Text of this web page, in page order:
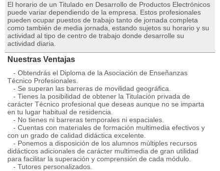
El horario de un Titulado en Desarrollo de Productos Electrónicos
puede variar dependiendo de la empresa. Estos profesionales
pueden ocupar puestos de trabajo tanto de jornada completa
como también de media jornada, estando sujetos su horario y su
actividad al tipo de centro de trabajo donde desarrolle su
actividad diaria.
Nuestras Ventajas
- Obtendrás el Diploma de la Asociación de Enseñanzas
Técnico Profesionales.
- Se superan las barreras de movilidad geográfica.
- Tienes la posibilidad de obtener la Titulación privada de
carácter Técnico profesional que deseas aunque no se imparta
en tu lugar habitual de residencia.
- No tienes ni barreras temporales ni espaciales.
- Cuentas con materiales de formación multimedia efectivos y
con un grado de calidad didáctica excelente.
- Ponemos a disposición de los alumnos múltiples recursos
didácticos adicionales de carácter multimedia de gran utilidad
para facilitar la superación y comprensión de cada módulo.
- Tutores personalizados.